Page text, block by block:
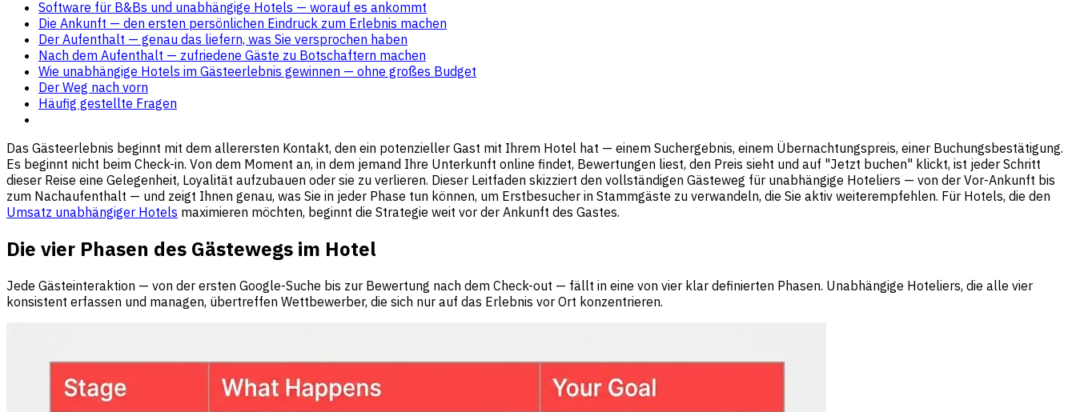
Software für B&Bs und unabhängige Hotels — worauf es ankommt
Die Ankunft — den ersten persönlichen Eindruck zum Erlebnis machen
Der Aufenthalt — genau das liefern, was Sie versprochen haben
Nach dem Aufenthalt — zufriedene Gäste zu Botschaftern machen
Wie unabhängige Hotels im Gästeerlebnis gewinnen — ohne großes Budget
Der Weg nach vorn
Häufig gestellte Fragen
Das Gästeerlebnis beginnt mit dem allerersten Kontakt, den ein potenzieller Gast mit Ihrem Hotel hat — einem Suchergebnis, einem Übernachtungspreis, einer Buchungsbestätigung.
Es beginnt nicht beim Check-in. Von dem Moment an, in dem jemand Ihre Unterkunft online findet, Bewertungen liest, den Preis sieht und auf "Jetzt buchen" klickt, ist jeder Schritt
dieser Reise eine Gelegenheit, Loyalität aufzubauen oder sie zu verlieren. Dieser Leitfaden skizziert den vollständigen Gästeweg für unabhängige Hoteliers — von der Vor-Ankunft bis
zum Nachaufenthalt — und zeigt Ihnen genau, was Sie in jeder Phase tun können, um Erstbesucher in Stammgäste zu verwandeln, die Sie aktiv weiterempfehlen. Für Hotels, die den
Umsatz unabhängiger Hotels maximieren möchten, beginnt die Strategie weit vor der Ankunft des Gastes.
Die vier Phasen des Gästewegs im Hotel
Jede Gästeinteraktion — von der ersten Google-Suche bis zur Bewertung nach dem Check-out — fällt in eine von vier klar definierten Phasen. Unabhängige Hoteliers, die alle vier
konsistent erfassen und managen, übertreffen Wettbewerber, die sich nur auf das Erlebnis vor Ort konzentrieren.